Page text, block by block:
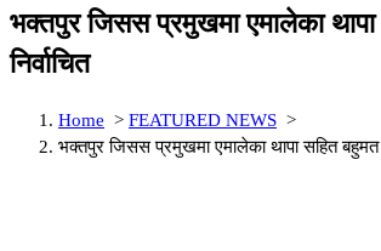
भक्तपुर जिसस प्रमुखमा एमालेका
निर्वाचित
Home > FEATURED NEWS >
भक्तपुर जिसस प्रमुखमा एमालेका थापा सहित बहुमत